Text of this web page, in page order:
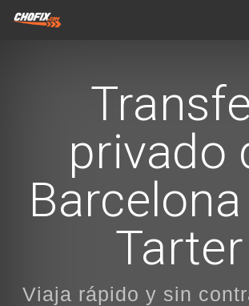
privado
Barcelona
Tarter
Viaja rápido y sin